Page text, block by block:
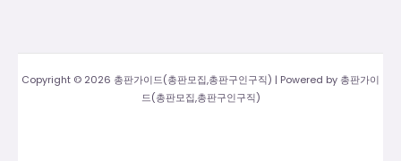
Copyright © 2026 총판가이드(총판모집,총판구인구직) | Powered by 총판가이
드(총판모집,총판구인구직)